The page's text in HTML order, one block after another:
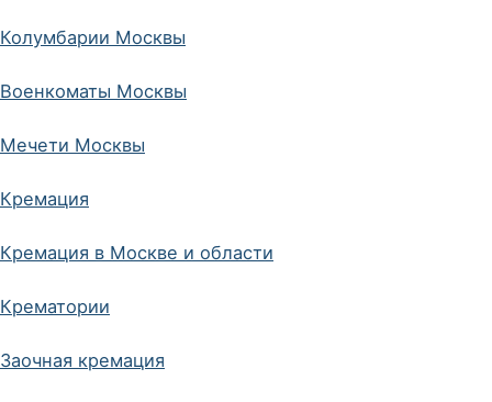
Колумбарии Москвы
Военкоматы Москвы
Мечети Москвы
Кремация
Кремация в Москве и области
Крематории
Заочная кремация